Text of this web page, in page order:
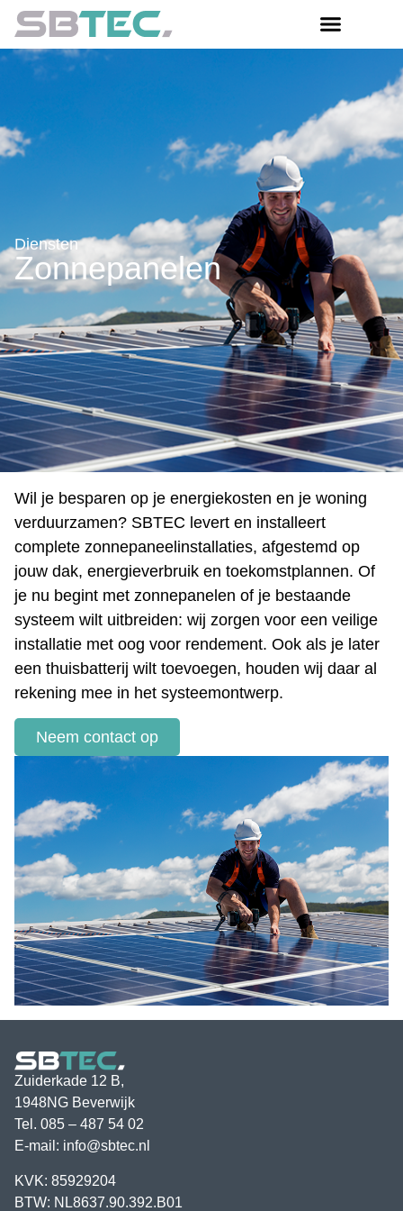
Diensten
Zonnepanelen
Wil je besparen op je energiekosten en je woning
verduurzamen? SBTEC levert en installeert
complete zonnepaneelinstallaties, afgestemd op
jouw dak, energieverbruik en toekomstplannen. Of
je nu begint met zonnepanelen of je bestaande
systeem wilt uitbreiden: wij zorgen voor een veilige
installatie met oog voor rendement. Ook als je later
een thuisbatterij wilt toevoegen, houden wij daar al
rekening mee in het systeemontwerp.
Neem contact op
Zuiderkade 12 B,
1948NG Beverwijk
Tel. 085 – 487 54 02
E-mail: info@sbtec.nl
KVK: 85929204
BTW: NL8637.90.392.B01